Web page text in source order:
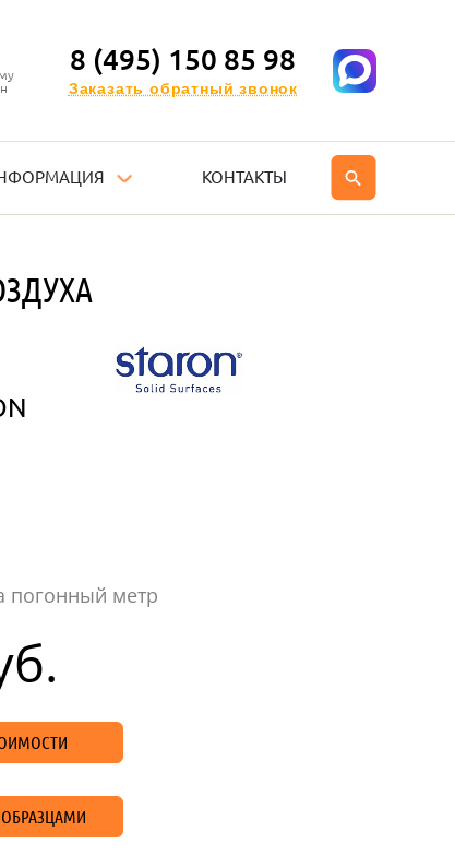
8 (495) 150 85 98
Заказать обратный звонок
КОНТАКТЫ
погонный метр